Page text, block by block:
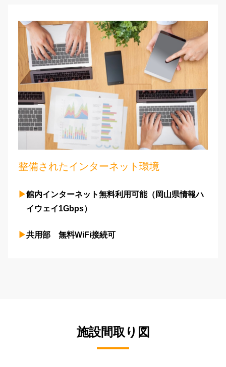
整備されたインターネット環境
館内インターネット無料利用可能（岡山県情報ハ
イウェイ1Gbps）
共用部 無料WiFi接続可
施設間取り図